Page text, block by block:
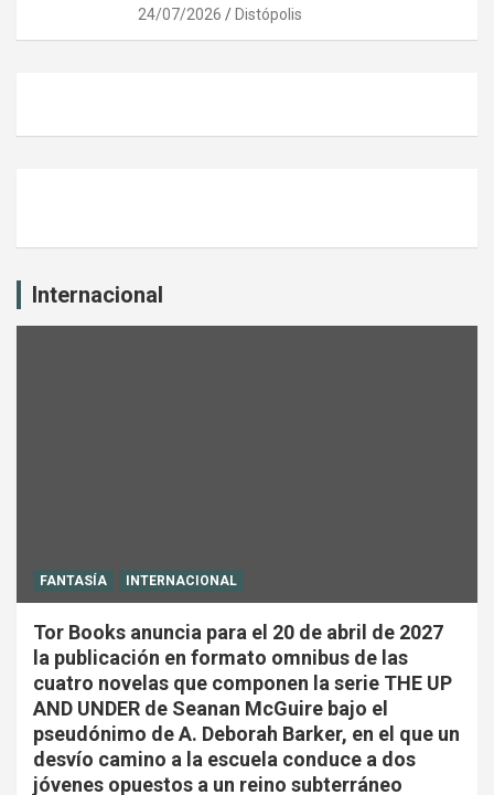
24/07/2026 Distópolis
Internacional
FANTASÍA INTERNACIONAL
Tor Books anuncia para el 20 de abril de 2027
la publicación en formato omnibus de las
cuatro novelas que componen la serie THE UP
AND UNDER de Seanan McGuire bajo el
pseudónimo de A. Deborah Barker, en el que un
desvío camino a la escuela conduce a dos
jóvenes opuestos a un reino subterráneo